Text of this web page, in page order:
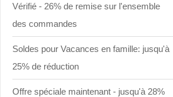
Vérifié - 26% de remise sur l'ensemble
des commandes
Soldes pour Vacances en famille: jusqu'à
25% de réduction
Offre spéciale maintenant - jusqu'à 28%